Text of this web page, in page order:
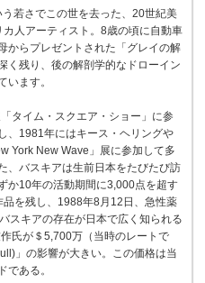
若さでこの世を去った、20世紀美
人アーティスト。8歳の頃に自動車
からプレゼントされた「グレイの解
く残り、後の解剖学的なドローイン
います。
タイム・スクエア・ショー」に参
、1981年にはキース・ヘリングや
York New Wave」展に参加して多
、バスキアは生前日本をたびたび訪
か10年の活動期間に3,000点を超す
品を残し、1988年8月12日、急性薬
スキアの存在が日本で広く知られる
氏が＄5,700万（当時のレートで
」の影響が大きい。この価格は当
である。